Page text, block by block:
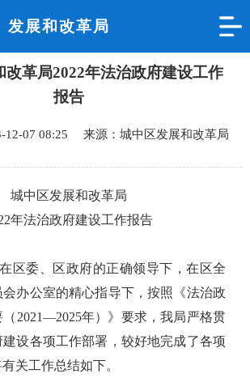
发展和改革局
改革局2022年法治政府建设工作
报告
12-07 08:25 来源：城中区发展和改革局
城中区发展和改革局
2年法治政府建设工作报告
区委、区政府的正确领导下，在区全
办公室的精心指导下，按照《法治政
2021—2025年）》要求，我局严格贯
设各项工作部署， 较好地完成了各项
关工作总结如下。